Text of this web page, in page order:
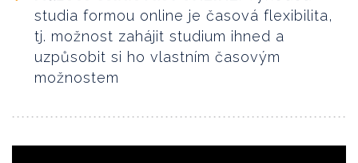
studia formou online je časová flexibilita,
tj. možnost zahájit studium ihned a
uzpůsobit si ho vlastním časovým
možnostem